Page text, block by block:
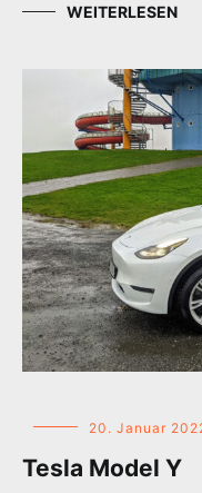
WEITERLESEN
20. Januar
Tesla Model Y